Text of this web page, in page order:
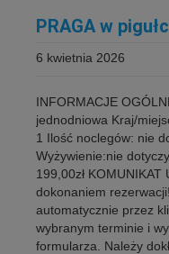
PRAGA w
6 kwietnia 2026
INFORMACJE
jednodniowa Kraj/
1 Ilość noclegów: nie
Wyżywienie:nie
199,00zł KOMUNIKAT
dokonaniem
automatycznie przez
wybranym terminie i
formularza. Należy